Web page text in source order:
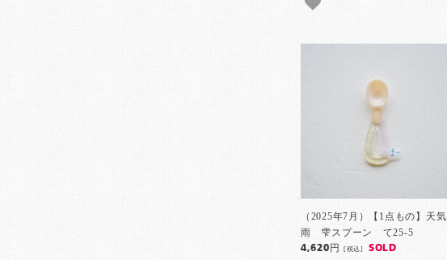
（2025年7月）【1点もの】天気
雨 雫スプーン て25-5
4,620円[税込] SOLD